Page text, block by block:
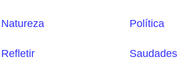
Natureza Política
Refletir Saudades